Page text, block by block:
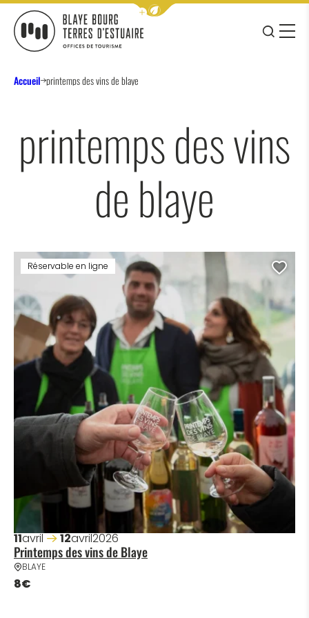
Afficher la barre de navigation
JE
MENU
Accueil printemps des vins de blaye
printemps des vins
de blaye
11avril 12avril2026
Printemps des vins de Blaye
BLAYE
8€
Réservable en ligne